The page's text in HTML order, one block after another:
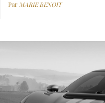
ParMARIE BENOIT